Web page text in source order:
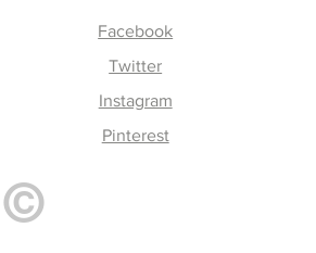
Facebook
Twitter
Instagram
Pinterest
©